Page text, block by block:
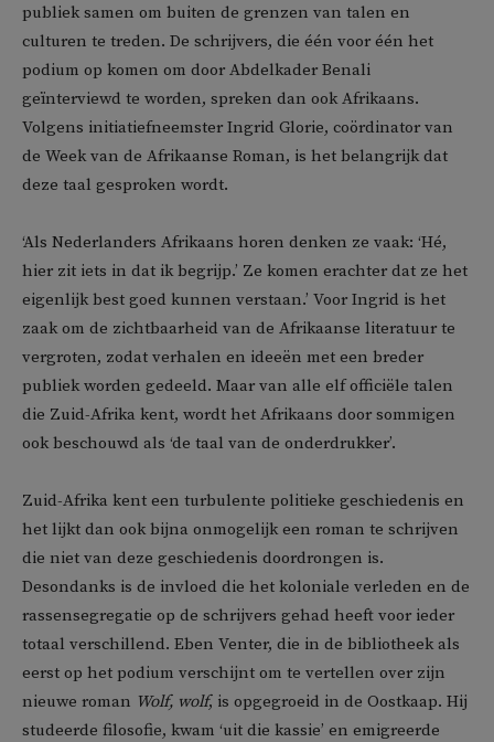
publiek samen om buiten de grenzen van talen en
culturen te treden. De schrijvers, die één voor één het
podium op komen om door Abdelkader Benali
geïnterviewd te worden, spreken dan ook Afrikaans.
Volgens initiatiefneemster Ingrid Glorie, coördinator van
de Week van de Afrikaanse Roman, is het belangrijk dat
deze taal gesproken wordt.
‘Als Nederlanders Afrikaans horen denken ze vaak: ‘Hé,
hier zit iets in dat ik begrijp.’ Ze komen erachter dat ze het
eigenlijk best goed kunnen verstaan.’ Voor Ingrid is het
zaak om de zichtbaarheid van de Afrikaanse literatuur te
vergroten, zodat verhalen en ideeën met een breder
publiek worden gedeeld. Maar van alle elf officiële talen
die Zuid-Afrika kent, wordt het Afrikaans door sommigen
ook beschouwd als ‘de taal van de onderdrukker’.
Zuid-Afrika kent een turbulente politieke geschiedenis en
het lijkt dan ook bijna onmogelijk een roman te schrijven
die niet van deze geschiedenis doordrongen is.
Desondanks is de invloed die het koloniale verleden en de
rassensegregatie op de schrijvers gehad heeft voor ieder
totaal verschillend. Eben Venter, die in de bibliotheek als
eerst op het podium verschijnt om te vertellen over zijn
nieuwe roman Wolf, wolf, is opgegroeid in de Oostkaap. Hij
studeerde filosofie, kwam ‘uit die kassie’ en emigreerde